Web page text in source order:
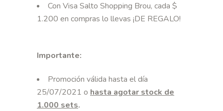
Con Visa Salto Shopping Brou, cada $
1.200 en compras lo llevas ¡DE REGALO!
Importante:
Promoción válida hasta el día
25/07/2021 o hasta agotar stock de
1.000 sets.